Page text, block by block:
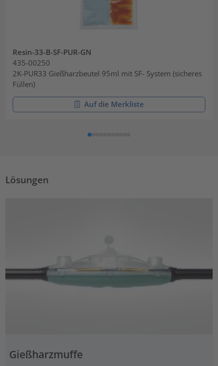
Resin-33-B-SF-PUR-GN
435-00250
2K-PUR33 Gießharzbeutel 95ml mit SF- System (sicheres
Füllen)
Auf die Merkliste
Lösungen
Gießharzmuffe